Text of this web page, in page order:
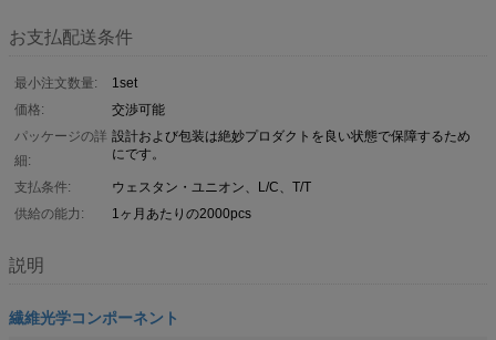
お支払配送条件
最小注文数量:
1set
価格:
交渉可能
パッケージの詳
細:
設計および包装は絶妙プロダクトを良い状態で保障するため
にです。
支払条件:
ウェスタン・ユニオン、L/C、T/T
供給の能力:
1ヶ月あたりの2000pcs
説明
繊維光学コンポーネント